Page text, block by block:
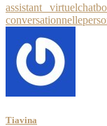
assistant virtuel
conversationnelle
Tiavina